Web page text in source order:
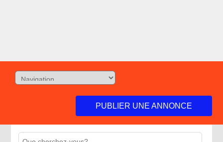
PUBLIER UNE ANNONCE